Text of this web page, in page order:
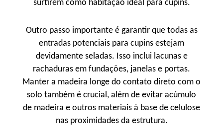
surtirem como habitação ideal para cupins.
Outro passo importante é garantir que todas as
entradas potenciais para cupins estejam
devidamente seladas. Isso inclui lacunas e
rachaduras em fundações, janelas e portas.
Manter a madeira longe do contato direto com o
solo também é crucial, além de evitar acúmulo
de madeira e outros materiais à base de celulose
nas proximidades da estrutura.